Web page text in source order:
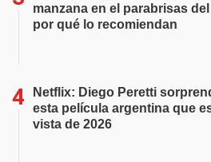
manzana en el parabrisas
por qué lo recomiendan
Netflix: Diego Peretti
esta película argentina que
vista de 2026